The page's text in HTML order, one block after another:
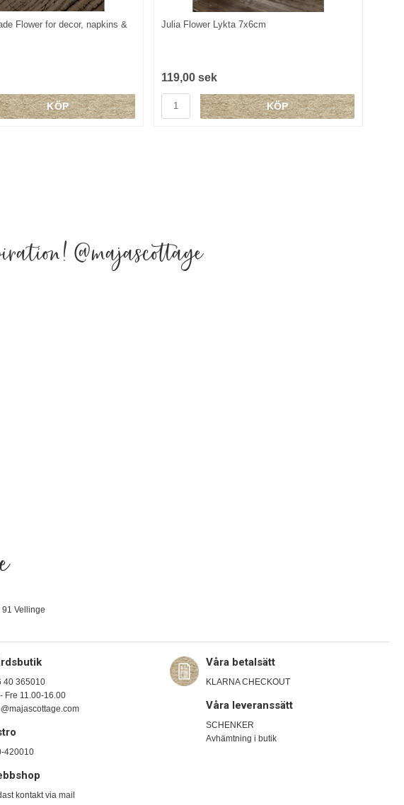
Flower for decor, napkins &
KÖP
Julia Flower Lykta 7x6cm
119,00 sek
KÖP
@majascottage
Vellinge
40 365010
Fre 11.00-16.00
420010
kontakt via mail
Våra betalsätt
KLARNA CHECKOUT
Våra leveranssätt
SCHENKER
Avhämtning i butik